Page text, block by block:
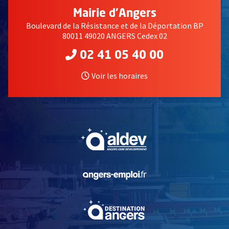
Mairie d'Angers
Boulevard de la Résistance et de la Déportation BP
80011 49020 ANGERS Cedex 02
02 41 05 40 00
Voir les horaires
, Ouvre une nouvelle